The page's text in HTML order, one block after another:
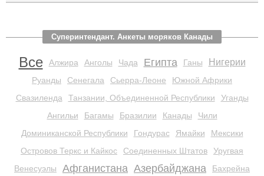
Суперинтендант. Анкеты моряков Канады
Все Алжира Анголы Чада Египта Ганы Нигерии
Руанды Сенегала Сьерра-Леоне
Южной Африки
Свазиленда
Танзании, Объединенной Республики
Уганды
Ангильи
Багамы Бразилии Канады
Чили
Доминиканской Республики
Гондурас Ямайки
Мексики
Островов Теркс и Кайкос
Соединенных Штатов
Уругвая
Венесуэлы
Афганистана Азербайджана Бахрейна